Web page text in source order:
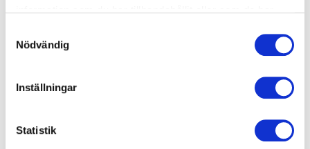
Nödvändig
Inställningar
Statistik
1550 kr